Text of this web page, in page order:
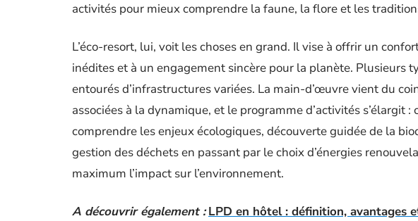
activités pour mieux comprendre la faune, la flore et les
L’éco-resort, lui, voit les choses en grand. Il vise à offrir un
inédites et à un engagement sincère pour la planète. Plusieurs
entourés d’infrastructures variées. La main-d’œuvre vient du
associées à la dynamique, et le programme d’activités s’élargit
comprendre les enjeux écologiques, découverte guidée de la
gestion des déchets en passant par le choix d’énergies
maximum l’impact sur l’environnement.
A découvrir également : LPD en hôtel : définition, avantages